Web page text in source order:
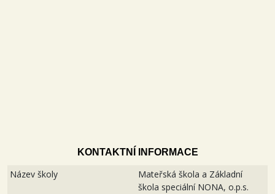
KONTAKTNÍ INFORMACE
Název školy
Mateřská škola a Základní
škola speciální NONA, o.p.s.